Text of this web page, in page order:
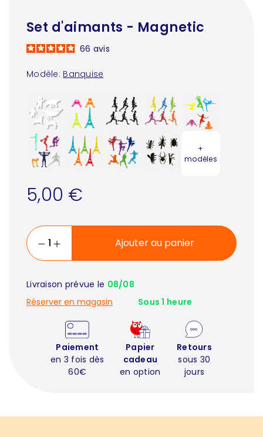
Set d'aimants - Magnetic
Modèle: Banquise
66 avis
+
modèles
5,00 €
Ajouter au panier
Livraison prévue le 08/08
Réserver en magasin
Sous 1 heure
Paiement
en 3 fois dès
60€
Papier
cadeau
en option
Retours
sous 30
jours